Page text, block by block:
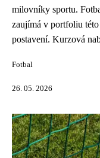
milovníky sportu.
zaujímá v portfoliu
postavení. Kurzová
Fotbal
26. 05. 2026